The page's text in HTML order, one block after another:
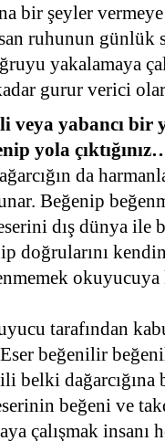
bir şeyler
ruhunun günlük
yakalamaya
gurur verici
veya yabancı bir
yola
da
Beğenip
dış dünya ile
tarafından
beğenilir
belki dağarcığına
beğeni ve
çalışmak insanı